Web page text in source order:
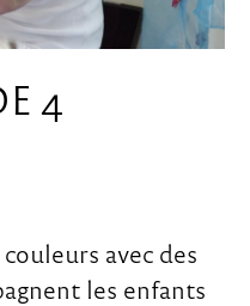
4
avec des
les enfants